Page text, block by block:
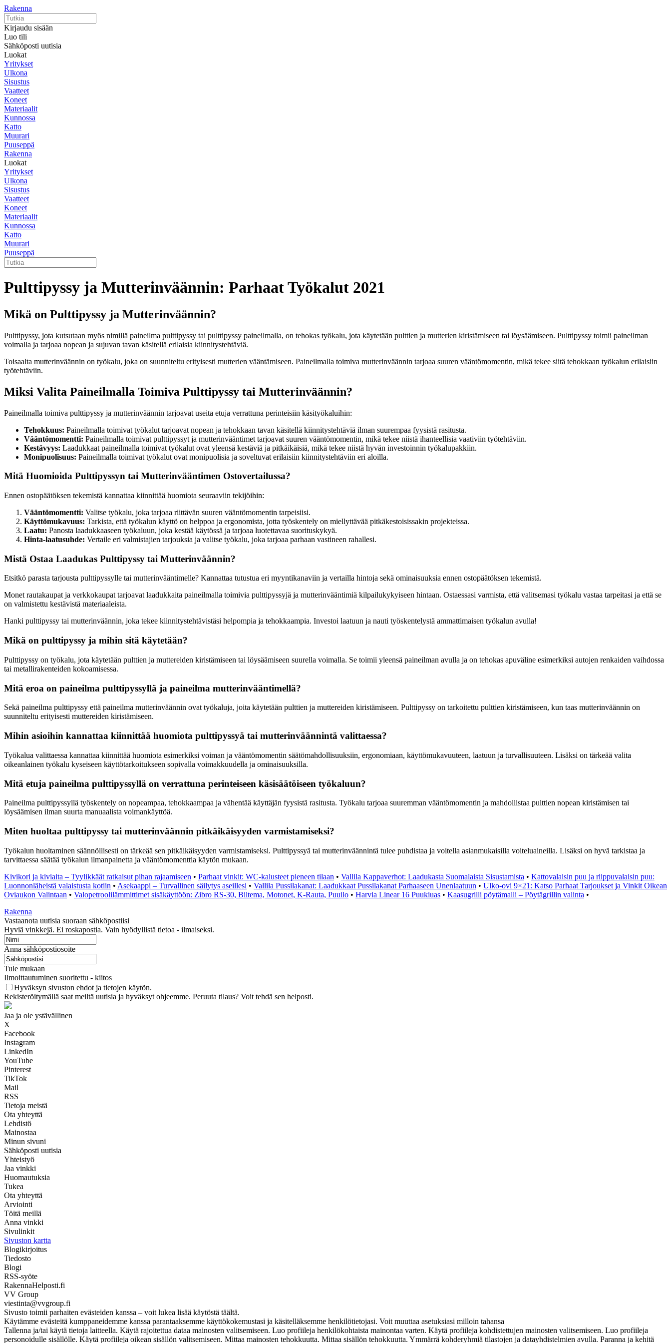
Rakenna
Kirjaudu sisään
Luo tili
Sähköposti uutisia
Luokat
Yritykset
Ulkona
Sisustus
Vaatteet
Koneet
Materiaalit
Kunnossa
Katto
Muurari
Puuseppä
Rakenna
Luokat
Yritykset
Ulkona
Sisustus
Vaatteet
Koneet
Materiaalit
Kunnossa
Katto
Muurari
Puuseppä
Pulttipyssy ja Mutterinväännin: Parhaat Työkalut 2021
Mikä on Pulttipyssy ja Mutterinväännin?
Pulttipyssy, jota kutsutaan myös nimillä paineilma pulttipyssy tai pulttipyssy paineilmalla, on tehokas työkalu, jota käytetään pulttien ja mutterien kiristämiseen tai löysäämiseen. Pulttipyssy toimii paineilman
voimalla ja tarjoaa nopean ja sujuvan tavan käsitellä erilaisia ​​kiinnitystehtäviä.
Toisaalta mutterinväännin on työkalu, joka on suunniteltu erityisesti mutterien vääntämiseen. Paineilmalla toimiva mutterinväännin tarjoaa suuren vääntömomentin, mikä tekee siitä tehokkaan työkalun erilaisiin
työtehtäviin.
Miksi Valita Paineilmalla Toimiva Pulttipyssy tai Mutterinväännin?
Paineilmalla toimiva pulttipyssy ja mutterinväännin tarjoavat useita etuja verrattuna perinteisiin käsityökaluihin:
Tehokkuus: Paineilmalla toimivat työkalut tarjoavat nopean ja tehokkaan tavan käsitellä kiinnitystehtäviä ilman suurempaa fyysistä rasitusta.
Vääntömomentti: Paineilmalla toimivat pulttipyssyt ja mutterinvääntimet tarjoavat suuren vääntömomentin, mikä tekee niistä ihanteellisia vaativiin työtehtäviin.
Kestävyys: Laadukkaat paineilmalla toimivat työkalut ovat yleensä kestäviä ja pitkäikäisiä, mikä tekee niistä hyvän investoinnin työkalupakkiin.
Monipuolisuus: Paineilmalla toimivat työkalut ovat monipuolisia ja soveltuvat erilaisiin kiinnitystehtäviin eri aloilla.
Mitä Huomioida Pulttipyssyn tai Mutterinvääntimen Ostovertailussa?
Ennen ostopäätöksen tekemistä kannattaa kiinnittää huomiota seuraaviin tekijöihin:
Vääntömomentti: Valitse työkalu, joka tarjoaa riittävän suuren vääntömomentin tarpeisiisi.
Käyttömukavuus: Tarkista, että työkalun käyttö on helppoa ja ergonomista, jotta työskentely on miellyttävää pitkäkestoisissakin projekteissa.
Laatu: Panosta laadukkaaseen työkaluun, joka kestää käytössä ja tarjoaa luotettavaa suorituskykyä.
Hinta-laatusuhde: Vertaile eri valmistajien tarjouksia ja valitse työkalu, joka tarjoaa parhaan vastineen rahallesi.
Mistä Ostaa Laadukas Pulttipyssy tai Mutterinväännin?
Etsitkö parasta tarjousta pulttipyssylle tai mutterinvääntimelle? Kannattaa tutustua eri myyntikanaviin ja vertailla hintoja sekä ominaisuuksia ennen ostopäätöksen tekemistä.
Monet rautakaupat ja verkkokaupat tarjoavat laadukkaita paineilmalla toimivia pulttipyssyjä ja mutterinvääntimiä kilpailukykyiseen hintaan. Ostaessasi varmista, että valitsemasi työkalu vastaa tarpeitasi ja että se
on valmistettu kestävistä materiaaleista.
Hanki pulttipyssy tai mutterinväännin, joka tekee kiinnitystehtävistäsi helpompia ja tehokkaampia. Investoi laatuun ja nauti työskentelystä ammattimaisen työkalun avulla!
Mikä on pulttipyssy ja mihin sitä käytetään?
Pulttipyssy on työkalu, jota käytetään pulttien ja muttereiden kiristämiseen tai löysäämiseen suurella voimalla. Se toimii yleensä paineilman avulla ja on tehokas apuväline esimerkiksi autojen renkaiden vaihdossa
tai metallirakenteiden kokoamisessa.
Mitä eroa on paineilma pulttipyssyllä ja paineilma mutterinvääntimellä?
Sekä paineilma pulttipyssy että paineilma mutterinväännin ovat työkaluja, joita käytetään pulttien ja muttereiden kiristämiseen. Pulttipyssy on tarkoitettu pulttien kiristämiseen, kun taas mutterinväännin on
suunniteltu erityisesti muttereiden kiristämiseen.
Mihin asioihin kannattaa kiinnittää huomiota pulttipyssyä tai mutterinväännintä valittaessa?
Työkalua valittaessa kannattaa kiinnittää huomiota esimerkiksi voiman ja vääntömomentin säätömahdollisuuksiin, ergonomiaan, käyttömukavuuteen, laatuun ja turvallisuuteen. Lisäksi on tärkeää valita
oikeanlainen työkalu kyseiseen käyttötarkoitukseen sopivalla voimakkuudella ja ominaisuuksilla.
Mitä etuja paineilma pulttipyssyllä on verrattuna perinteiseen käsisäätöiseen työkaluun?
Paineilma pulttipyssyllä työskentely on nopeampaa, tehokkaampaa ja vähentää käyttäjän fyysistä rasitusta. Työkalu tarjoaa suuremman vääntömomentin ja mahdollistaa pulttien nopean kiristämisen tai
löysäämisen ilman suurta manuaalista voimankäyttöä.
Miten huoltaa pulttipyssy tai mutterinväännin pitkäikäisyyden varmistamiseksi?
Työkalun huoltaminen säännöllisesti on tärkeää sen pitkäikäisyyden varmistamiseksi. Pulttipyssyä tai mutterinväännintä tulee puhdistaa ja voitella asianmukaisilla voiteluaineilla. Lisäksi on hyvä tarkistaa ja
tarvittaessa säätää työkalun ilmanpainetta ja vääntömomenttia käytön mukaan.
Kivikori ja kiviaita – Tyylikkäät ratkaisut pihan rajaamiseen • Parhaat vinkit: WC-kalusteet pieneen tilaan • Vallila Kappaverhot: Laadukasta Suomalaista Sisustamista • Kattovalaisin puu ja riippuvalaisin puu:
Luonnonläheistä valaistusta kotiin • Asekaappi – Turvallinen säilytys aseillesi • Vallila Pussilakanat: Laadukkaat Pussilakanat Parhaaseen Unenlaatuun • Ulko-ovi 9×21: Katso Parhaat Tarjoukset ja Vinkit Oikean
Oviaukon Valintaan • Valopetroolilämmittimet sisäkäyttöön: Zibro RS-30, Biltema, Motonet, K-Rauta, Puuilo • Harvia Linear 16 Puukiuas • Kaasugrilli pöytämalli – Pöytägrillin valinta •
Rakenna
Vastaanota uutisia suoraan sähköpostiisi
Hyviä vinkkejä. Ei roskapostia. Vain hyödyllistä tietoa - ilmaiseksi.
Anna sähköpostiosoite
Tule mukaan
Ilmoittautuminen suoritettu - kiitos
Hyväksyn sivuston ehdot ja tietojen käytön.
Rekisteröitymällä saat meiltä uutisia ja hyväksyt ohjeemme. Peruuta tilaus? Voit tehdä sen helposti.
Jaa ja ole ystävällinen
X
Facebook
Instagram
LinkedIn
YouTube
Pinterest
TikTok
Mail
RSS
Tietoja meistä
Ota yhteyttä
Lehdistö
Mainostaa
Minun sivuni
Sähköposti uutisia
Yhteistyö
Jaa vinkki
Huomautuksia
Tukea
Ota yhteyttä
Arviointi
Töitä meillä
Anna vinkki
Sivulinkit
Sivuston kartta
Blogikirjoitus
Tiedosto
Blogi
RSS-syöte
RakennaHelposti.fi
VV Group
viestinta@vvgroup.fi
Sivusto toimii parhaiten evästeiden kanssa – voit lukea lisää käytöstä täältä.
Käytämme evästeitä kumppaneidemme kanssa parantaaksemme käyttökokemustasi ja käsitelläksemme henkilötietojasi. Voit muuttaa asetuksiasi milloin tahansa
Tallenna ja/tai käytä tietoja laitteella. Käytä rajoitettua dataa mainosten valitsemiseen. Luo profiileja henkilökohtaista mainontaa varten. Käytä profiileja kohdistettujen mainosten valitsemiseen. Luo profiileja
personoidulle sisällölle. Käytä profiileja oikean sisällön valitsemiseen. Mittaa mainosten tehokkuutta. Mittaa sisällön tehokkuutta. Ymmärrä kohderyhmiä tilastojen ja datayhdistelmien avulla. Paranna ja kehitä